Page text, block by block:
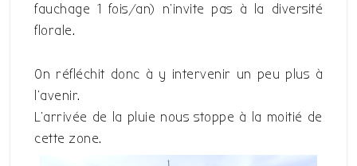
fauchage 1 fois/an) n’invite pas à la diversité
florale.
On réfléchit donc à y intervenir un peu plus à
l’avenir.
L’arrivée de la pluie nous stoppe à la moitié de
cette zone.